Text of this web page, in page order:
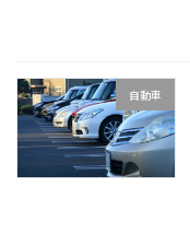
自動車